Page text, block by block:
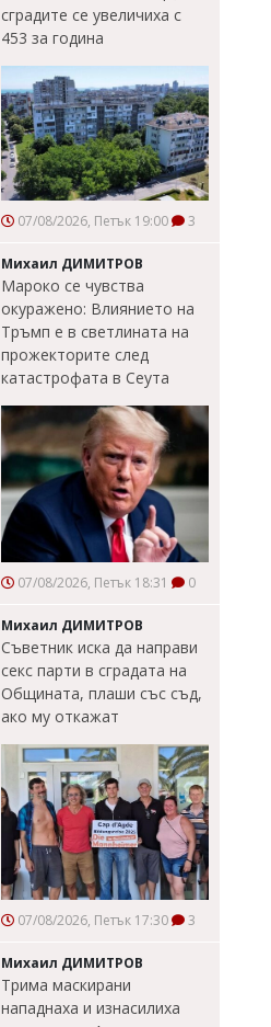
сградите се увеличиха с
453 за година
07/08/2026, Петък 19:00 3
Михаил ДИМИТРОВ
Мароко се чувства
окуражено: Влиянието на
Тръмп е в светлината на
прожекторите след
катастрофата в Сеута
07/08/2026, Петък 18:31 0
Михаил ДИМИТРОВ
Съветник иска да направи
секс парти в сградата на
Общината, плаши със съд,
ако му откажат
07/08/2026, Петък 17:30 3
Михаил ДИМИТРОВ
Трима маскирани
нападнаха и изнасилиха